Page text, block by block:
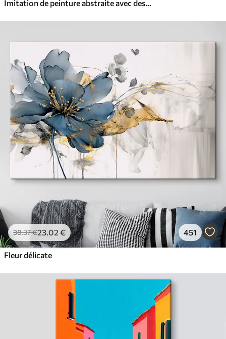
Imitation de peinture abstraite avec des cercles orange et gris, des feuilles et des branches, style moderne, effet aquarelle
38.37€23.02 € 451
Fleur délicate